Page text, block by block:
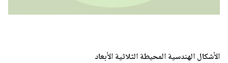
الأشكال الهندسية المحيطة الثلاثية الأبعاد